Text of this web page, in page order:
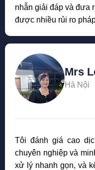
nhẫn giải đáp và đưa
được nhiều rủi ro
Mrs
Hà Nội
Tôi đánh giá cao
chuyên nghiệp và
xử lý nhanh gọn, và